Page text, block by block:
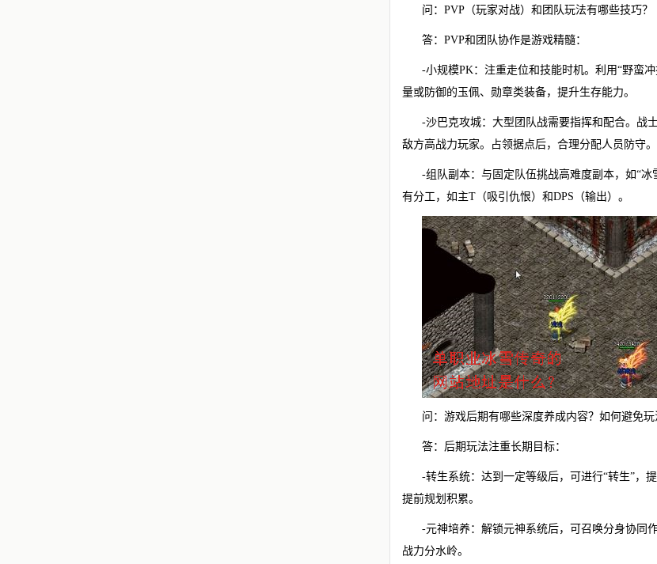
问：PVP（玩家对战）和团队玩法有哪些技巧？
答：PVP和团队协作是游戏精髓：
-小规模PK：注重走位和技能时机。利用“野蛮
量或防御的玉佩、勋章类装备，提升生存能力。
-沙巴克攻城：大型团队战需要指挥和配合。战
敌方高战力玩家。占领据点后，合理分配人员防守。
-组队副本：与固定队伍挑战高难度副本，如“
有分工，如主T（吸引仇恨）和DPS（输出）。
问：游戏后期有哪些深度养成内容？如何避免玩
答：后期玩法注重长期目标：
-转生系统：达到一定等级后，可进行“转生”，
提前规划积累。
-元神培养：解锁元神系统后，可召唤分身协同
战力分水岭。